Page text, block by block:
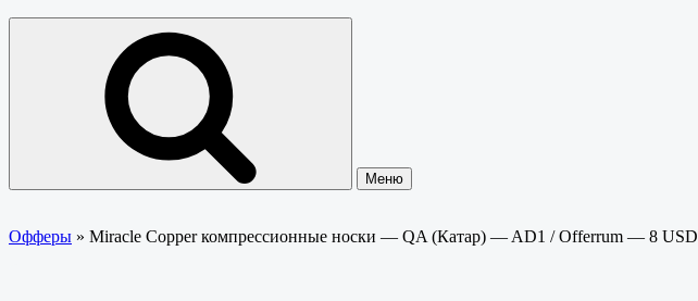
Меню
Офферы » Miracle Copper компрессионные носки — QA (Катар) — AD1 / Offerrum — 8 USD